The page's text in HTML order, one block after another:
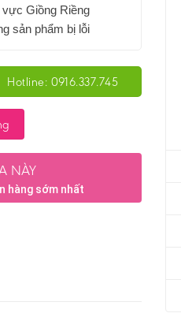
vực Giồng Riềng
sản phẩm bị lỗi
Hotline: 0916.337.745
NÀY
hàng sớm nhất